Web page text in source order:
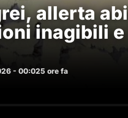
allerta
inagibili e
- 00:025 ore fa